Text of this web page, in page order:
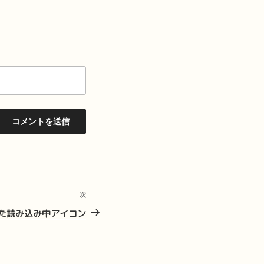
次
の
次
読み込み中アイコン